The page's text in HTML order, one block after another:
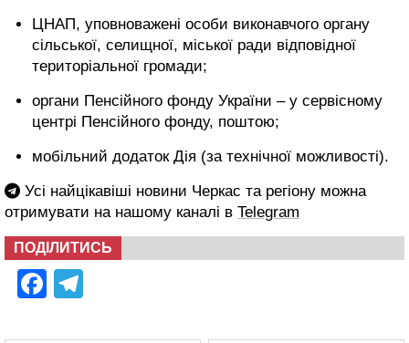
ЦНАП, уповноважені особи виконавчого органу
сільської, селищної, міської ради відповідної
територіальної громади;
органи Пенсійного фонду України – у сервісному
центрі Пенсійного фонду, поштою;
мобільний додаток Дія (за технічної можливості).
Усі найцікавіші новини Черкас та регіону можна
отримувати на нашому каналі в Telegram
ПОДІЛИТИСЬ
Facebook